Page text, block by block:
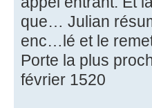
que… Julian
enc…lé et le
Porte la plus
février 1520